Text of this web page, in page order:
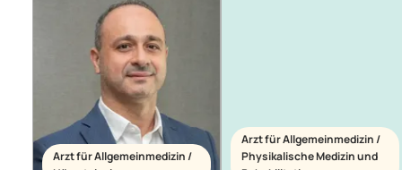
Arzt für Allgemeinmedizin /
Arzt für Allgemeinmedizin /
Physikalische Medizin und